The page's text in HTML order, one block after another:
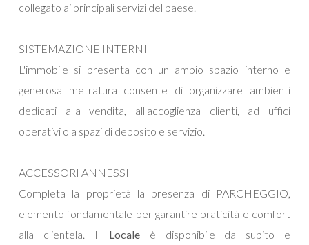
collegato ai principali servizi del paese.
SISTEMAZIONE INTERNI
L'immobile si presenta con un ampio spazio interno e
generosa metratura consente di organizzare ambienti
dedicati alla vendita, all'accoglienza clienti, ad uffici
operativi o a spazi di deposito e servizio.
ACCESSORI ANNESSI
Completa la proprietà la presenza di PARCHEGGIO,
elemento fondamentale per garantire praticità e comfort
alla clientela. Il Locale è disponibile da subito e
2
3
4
5
5+
Bagni
minimi